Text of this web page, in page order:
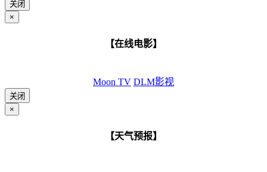
关闭
×
【在线电影】
Moon TV DLM影视
关闭
×
【天气预报】